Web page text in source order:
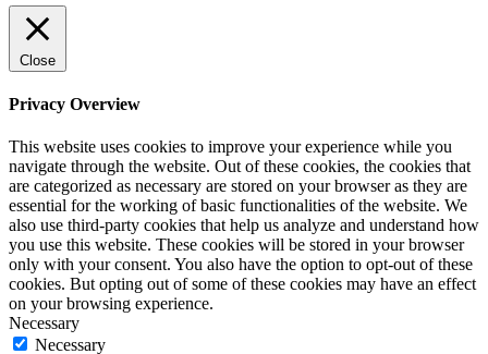
Close
Privacy Overview
This website uses cookies to improve your experience while you
navigate through the website. Out of these cookies, the cookies that
are categorized as necessary are stored on your browser as they are
essential for the working of basic functionalities of the website. We
also use third-party cookies that help us analyze and understand how
you use this website. These cookies will be stored in your browser
only with your consent. You also have the option to opt-out of these
cookies. But opting out of some of these cookies may have an effect
on your browsing experience.
Necessary
Necessary